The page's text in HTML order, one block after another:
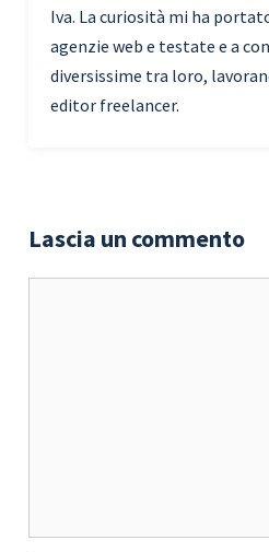
Iva. La curiosità mi ha
agenzie web e testate e a
diversissime tra loro,
editor freelancer.
Lascia un commento